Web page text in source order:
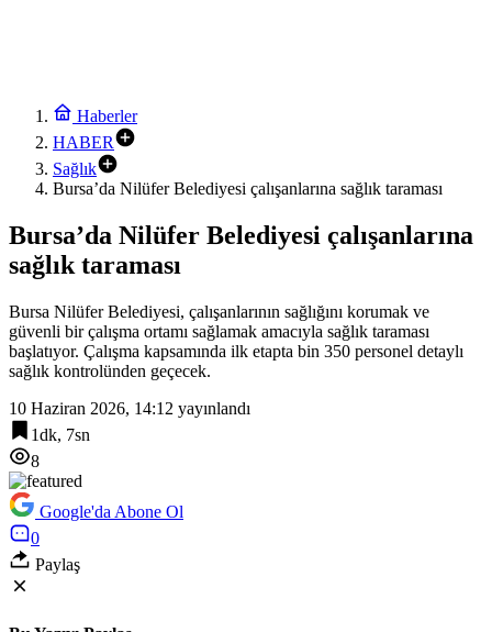
Haberler
HABER
Sağlık
Bursa’da Nilüfer Belediyesi çalışanlarına sağlık taraması
Bursa’da Nilüfer Belediyesi çalışanlarına
sağlık taraması
Bursa Nilüfer Belediyesi, çalışanlarının sağlığını korumak ve
güvenli bir çalışma ortamı sağlamak amacıyla sağlık taraması
başlatıyor. Çalışma kapsamında ilk etapta bin 350 personel detaylı
sağlık kontrolünden geçecek.
10 Haziran 2026, 14:12 yayınlandı
1dk, 7sn
8
Google'da Abone Ol
0
Paylaş